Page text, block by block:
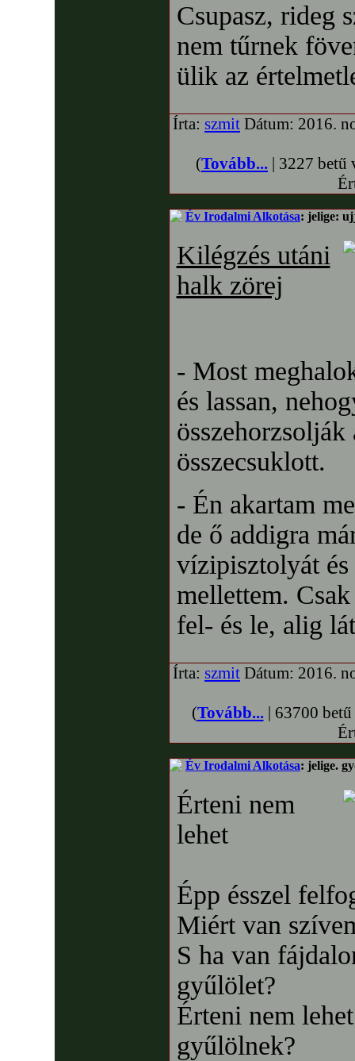
Csupasz, rideg
nem tűrnek
ülik az
Írta: szmit Dátum: 2016.
(Tovább... | 3227 betű
Év Irodalmi Alkotása: jelige:
Kilégzés utáni
halk zörej
- Most
és lassan,
összehorzsolják
összecsuklott.
- Én akartam
de ő addigra
vízipisztolyát
mellettem.
fel- és le, alig
Írta: szmit Dátum: 2016.
(Tovább...| 63700
Év Irodalmi Alkotása: jelige.
Érteni nem
lehet
Épp ésszel
Miért van
S ha van
gyűlölet?
Érteni nem
gyűlölnek?